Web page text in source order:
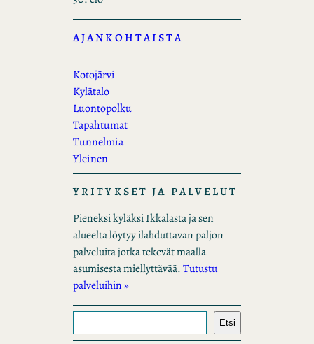
AJANKOHTAISTA
Kotojärvi
Kylätalo
Luontopolku
Tapahtumat
Tunnelmia
Yleinen
YRITYKSET JA PALVELUT
Pieneksi kyläksi Ikkalasta ja sen
alueelta löytyy ilahduttavan paljon
palveluita jotka tekevät maalla
asumisesta miellyttävää.Tutustu
palveluihin »
t
Etsi